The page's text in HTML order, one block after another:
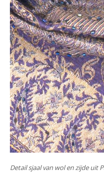
Detail sjaal van wol en zijde uit